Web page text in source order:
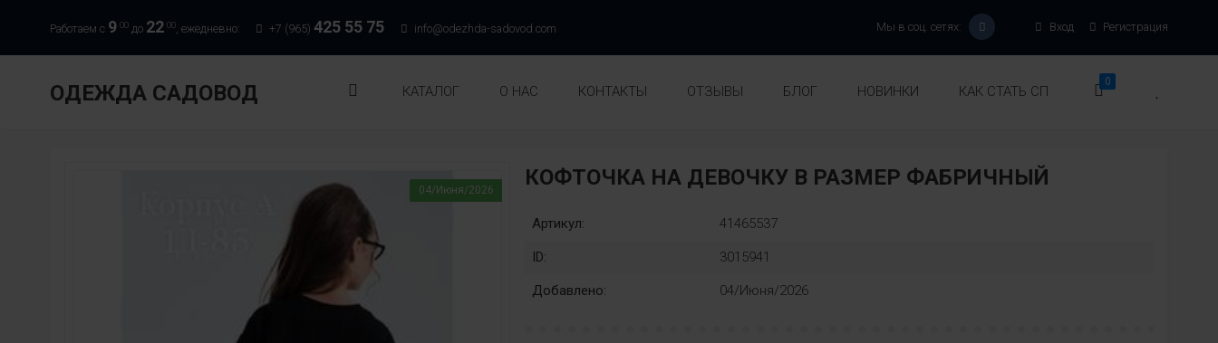
Работаем с 9 00 до 22 00, ежедневно: +7 (965) 425 55 75 info@odezhda-sadovod.com Вход Регистрация
Мы в соц. сетях:
ОДЕЖДА САДОВОД КАТАЛОГ О НАС КОНТАКТЫ ОТЗЫВЫ БЛОГ НОВИНКИ КАК СТАТЬ СП
0
04/Июня/2026 КОФТОЧКА НА ДЕВОЧКУ В РАЗМЕР ФАБРИЧНЫЙ
Артикул: 41465537
ID: 3015941
Добавлено: 04/Июня/2026